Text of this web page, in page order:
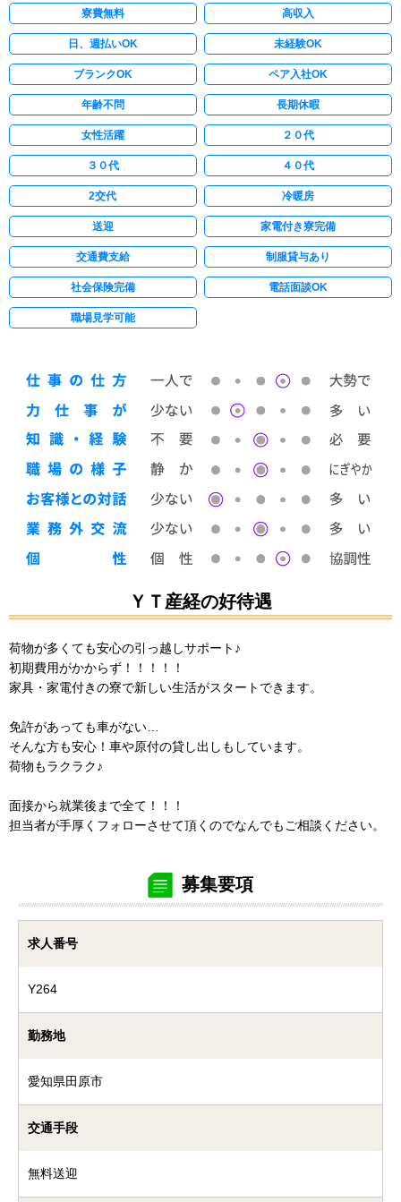
寮費無料 高収入
日、週払いOK 未経験OK
ブランクOK ペア入社OK
年齢不問 長期休暇
女性活躍 ２０代
３０代 ４０代
2交代 冷暖房
送迎 家電付き寮完備
交通費支給 制服貸与あり
社会保険完備 電話面談OK
職場見学可能
ＹＴ産経の好待遇
荷物が多くても安心の引っ越しサポート♪
初期費用がかからず！！！！！
家具・家電付きの寮で新しい生活がスタートできます。
免許があっても車がない…
そんな方も安心！車や原付の貸し出しもしています。
荷物もラクラク♪
面接から就業後まで全て！！！
担当者が手厚くフォローさせて頂くのでなんでもご相談ください。
募集要項
求人番号
Y264
勤務地
愛知県田原市
交通手段
無料送迎